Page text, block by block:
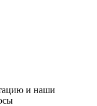
и наши